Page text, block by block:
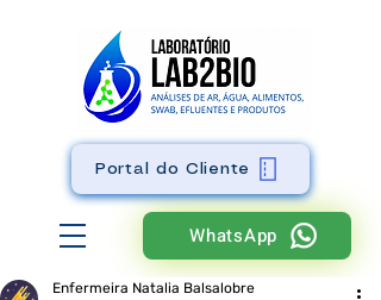
WhatsApp
Portal do Cliente
Enfermeira Natalia Balsalobre